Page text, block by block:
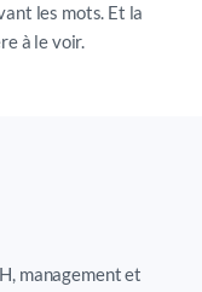
les mots. Et la
à le voir.
management et